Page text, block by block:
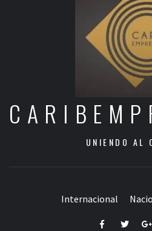
UNIENDO AL
Internacional
FacebookTwitter